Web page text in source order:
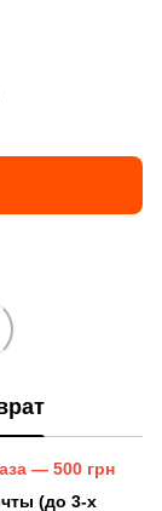
— 500 грн
(до 3-х